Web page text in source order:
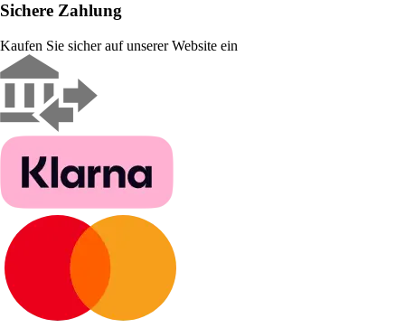
Sichere Zahlung
Kaufen Sie sicher auf unserer Website ein